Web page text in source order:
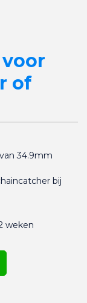
of
34.9mm
bij
weken